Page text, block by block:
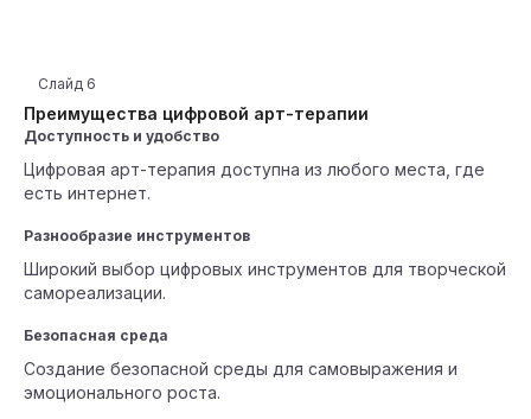
Преимущества цифровой арт-терапии
Слайд 6
Доступность и удобство
Цифровая арт-терапия доступна из любого места, где
есть интернет.
Разнообразие инструментов
Широкий выбор цифровых инструментов для творческой
самореализации.
Безопасная среда
Создание безопасной среды для самовыражения и
эмоционального роста.